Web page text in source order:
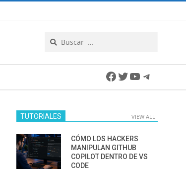
Facebook
Twitter
YouTube
TUTORIALES VIEW ALL
CÓMO LOS HACKERS
MANIPULAN GITHUB
COPILOT DENTRO DE VS
CODE